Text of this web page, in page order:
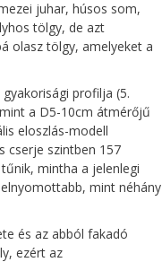
juhar, húsos som,
tölgy, de azt
olasz tölgy, amelyeket a
profilja (5.
a D5-10cm átmérőjű
eloszlás-modell
cserje szintben 157
mintha a jelenlegi
mint néhány
és az abból fakadó
ezért az